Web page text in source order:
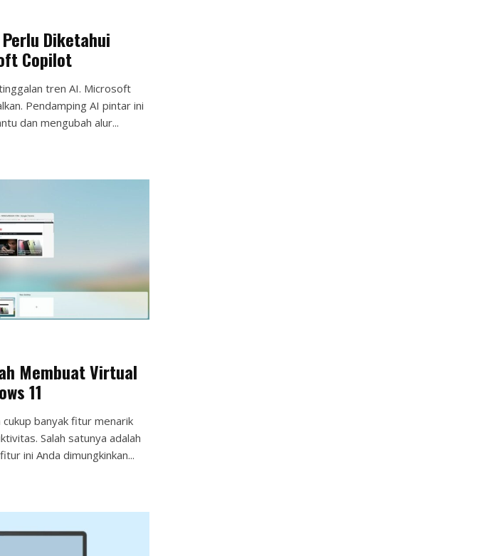
Diketahui
Copilot
tren AI. Microsoft
Pendamping AI pintar ini
dan mengubah alur...
Membuat Virtual
11
banyak fitur menarik
Salah satunya adalah
ini Anda dimungkinkan...